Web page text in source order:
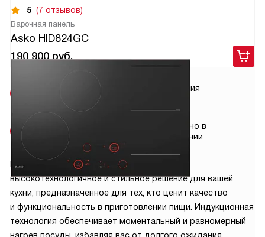
5 (7 отзывов)
Варочная панель
Asko HID824GC
190 900руб.
Бесплатная
Гарантия
Сделано в
Словении
Варочная панель Asko HID824GC — это
высокотехнологичное и стильное решение для вашей
кухни, предназначенное для тех, кто ценит качество
и функциональность в приготовлении пищи. Индукционная
технология обеспечивает моментальный и равномерный